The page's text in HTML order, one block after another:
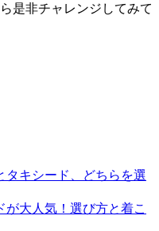
是非チャレンジしてみて
タキシード、どちらを選
大人気！選び方と着こ